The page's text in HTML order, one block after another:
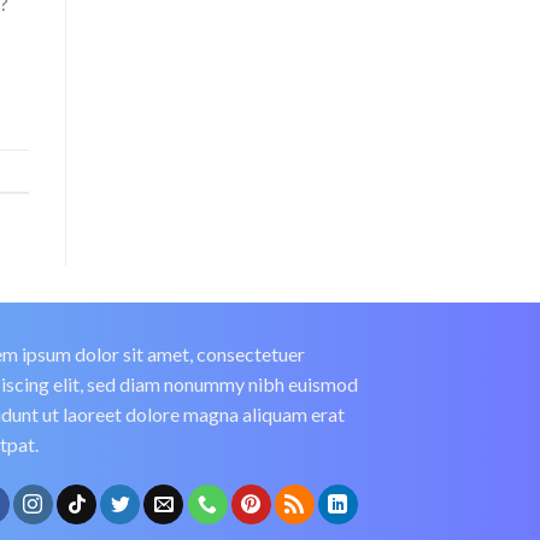
ipsum dolor sit amet, consectetuer
elit, sed diam nonummy nibh euismod
ut laoreet dolore magna aliquam erat